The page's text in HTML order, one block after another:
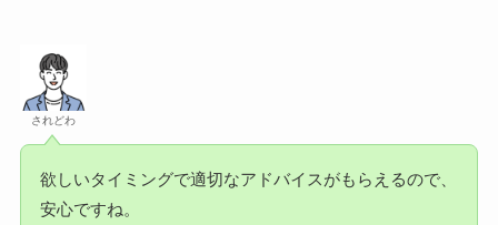
されどわ
欲しいタイミングで適切なアドバイスがもらえるので、
安心ですね。